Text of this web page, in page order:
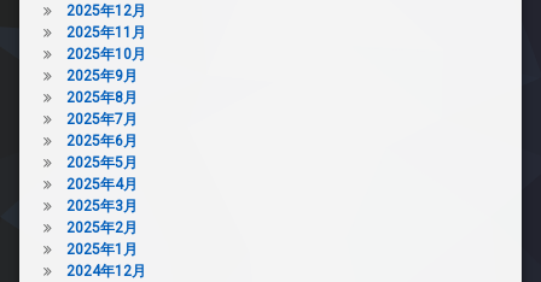
2025年12月
2025年11月
2025年10月
2025年9月
2025年8月
2025年7月
2025年6月
2025年5月
2025年4月
2025年3月
2025年2月
2025年1月
2024年12月